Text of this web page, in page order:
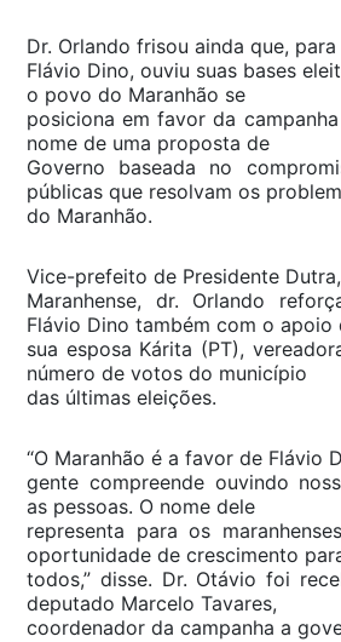
Dr. Orlando frisou ainda que,
Flávio Dino, ouviu suas bases
o povo do Maranhão se
posiciona em favor da
nome de uma proposta de
Governo baseada no
públicas que resolvam os
do Maranhão.
Vice-prefeito de Presidente
Maranhense, dr. Orlando
Flávio Dino também com o apoio
sua esposa Kárita (PT),
número de votos do município
das últimas eleições.
“O Maranhão é a favor de Flávio
gente compreende ouvindo
as pessoas. O nome dele
representa para os
oportunidade de crescimento
todos,” disse. Dr. Otávio foi
deputado Marcelo Tavares,
coordenador da campanha a